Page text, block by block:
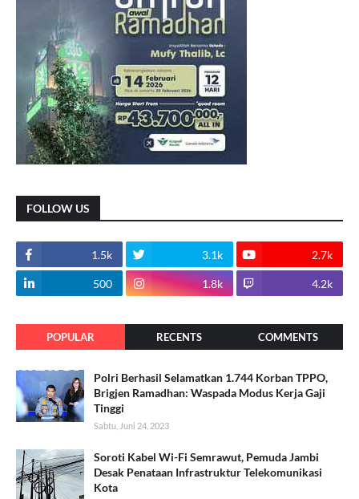
FOLLOW US
1.5k 3.1k 2.7k
500 1.8k 4.2k
POPULAR RECENTS COMMENTS
Polri Berhasil Selamatkan 1.744 Korban TPPO,
Brigjen Ramadhan: Waspada Modus Kerja Gaji
Tinggi
Sabtu, Juni 24, 2023
Soroti Kabel Wi-Fi Semrawut, Pemuda Jambi
Desak Penataan Infrastruktur Telekomunikasi
Kota